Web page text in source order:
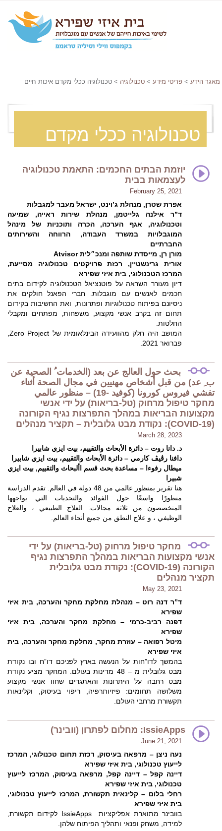
מאגר הידע > פריטי מידע > טכנולוגיה > טכנולוגיה ככלי מקדם איכות חיים
טכנולוגיה ככלי מקדם
איכות חיים
יוזמת הבתים החכמים: התאמת טכנולוגיה
לעצמאות בבית
February 25, 2021
אפרת שטרן, מנהלת ג’וינט, ישראל מעבר למגבלות
ד”ר אילנה גלייטמן, מנהלת שירות ראייה, שמיעה
וטכנולוגיה, אגף הערכה, הכרה ותוכניות של מינהל
המוגבלויות במשרד העבודה, הרווחה והשירותים
החברתיים
מורן רן, מייסדת שותפה ומנכ״לית Atvisor
אורית גרינשטיין, רכזת פרויקטים טכנולוגיה מסייעת,
המרכז הטכנולוגי, בית איזי שפירא
דיון מעורר השראה על פוטנציאל הטכנולוגיה לקידום בתים
חכמים לאנשים עם מוגבלות. חברי הפאנל חולקים את
ניסיונם בפיתוח טכנולוגיות ופתרונות, ואת החשיבות בקידום
תחום זה בקרב אנשי מקצוע, משפחות, מפתחים ומקבלי
החלטות.
פברואר 2021.
بحث حول العالج عن بعد (الخدمات ُ الصحية عن
ب ِ عد) من قبل أشخاص مهنيين في مجال الصحة أثناء
تفشي فيروس كورونا (كوفيد -19) – منظور عالمي
מחקר טיפול מרחוק (טל-בריאות) על ידי אנשי
מקצועות הבריאות במהלך התפרצות נגיף הקורונה
(COVID-19): נקודת מבט גלובלית – תקציר מנהלים
March 28, 2023
د. دانا روت – دائرة الأبحاث والتقييم، بيت ايزي شابيرا
دافنا رڤيڤ كارمي – دائرة الأبحاث والتقييم، بيت ايزي شابيرا
ميطال رفوءا – مساعدة بحث قسم األبحاث والتقييم, بيت ايزي
شبيرا
هنا تقرير بمنظور عالمي من 48 دولة في العالم. تقدم الدراسة
منظورًا واسعًا حول الفوائد والتحديات التي يواجهها
المتخصصون من ثلاثة مجالات: العلاج الطبيعي ، والعلاج
الوظيفي ، و علاج النطق من جميع أنحاء العالم.
מחקר טיפול מרחוק (טל-בריאות) על ידי
אנשי מקצועות הבריאות במהלך התפרצות נגיף
הקורונה (COVID-19): נקודת מבט גלובלית
תקציר מנהלים
May 23, 2021
ד”ר דנה רוט – מנהלת מחלקת מחקר והערכה, בית איזי
שפירא
דפנה רביב-כרמי – מחלקת מחקר והערכה, בית איזי
שפירא
מיטל רפואה – עוזרת מחקר, מחלקת מחקר והערכה, בית
איזי שפירא
בהמשך לדו”חות על הנעשה בארץ לפניכם דו”ח ובו נקודת
מבט גלובלית מ – 48 מדינות בעולם. המחקר מציע נקודת
מבט רחבה על היתרונות והאתגרים שחוו אנשי מקצוע
משלושה תחומים: פיזיותרפיה, ריפוי בעיסוק, וקלינאות
תקשורת מרחבי העולם.
IssieApps: מחלום לפתרון (וובינר)
June 21, 2021
נעה ניצן – מרפאה בעיסוק, רכזת תחום טכנולוגי, המרכז
לייעוץ טכנולוגי, בית איזי שפירא
דיינה קפל – דיינה קפל, מרפאה בעיסוק, המרכז לייעוץ
טכנולוגי, בית איזי שפירא
רחלי בלום – קלינאית תקשורת, המרכז לייעוץ טכנולוגי,
בית איזי שפירא
בוובינר מתוארת אפליקציות IssieApps לקידום תקשורת,
למידה, משחק ופנאי ותהליך הפיתוח שלהן.